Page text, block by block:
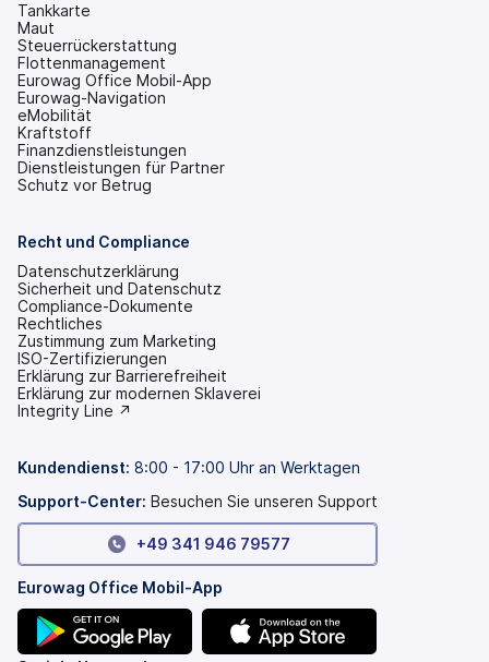
Tankkarte
Maut
Steuerrückerstattung
Flottenmanagement
Eurowag Office Mobil-App
Eurowag-Navigation
eMobilität
Kraftstoff
Finanzdienstleistungen
Dienstleistungen für Partner
Schutz vor Betrug
Recht und Compliance
Datenschutzerklärung
Sicherheit und Datenschutz
Compliance-Dokumente
Rechtliches
Zustimmung zum Marketing
ISO-Zertifizierungen
Erklärung zur Barrierefreiheit
(wird
in
Tab
Erklärung zur modernen Sklaverei
(wird
neuen
geöffnet)
Integrity Line ↗
Kundendienst: 8:00 - 17:00 Uhr an Werktagen
Support-Center: Besuchen Sie unseren Support
+49 341 946 79577
Eurowag Office Mobil-App